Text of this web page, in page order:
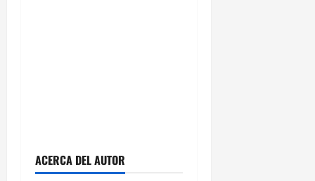
ACERCA DEL AUTOR